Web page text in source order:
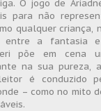
O jogo de
para não
qualquer criança,
entre a fantasia
põe em cena
na sua pureza,
é conduzido
– como no mito